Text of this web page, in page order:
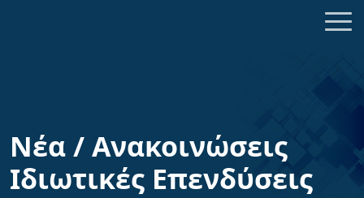
Νέα / Ανακοινώσεις
Ιδιωτικές Επενδύσεις